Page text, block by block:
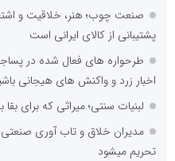
صنعت چوب؛ هنر، خلاقیت و
پشتیبانی از کالای ایرانی است
طرحواره های فعال شده در
اخبار زرد و واکنش های هیجانی
لبنیات سنتی؛ میراثی که برای
مدیران خلاق و تاب آوری
تحریم میشود